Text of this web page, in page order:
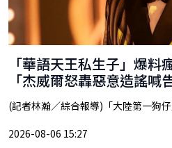
「華語天王私生子」爆料
「杰威爾怒轟惡意造謠喊告
(記者林瀚／綜合報導)「大陸第一狗
2026-08-06 15:27